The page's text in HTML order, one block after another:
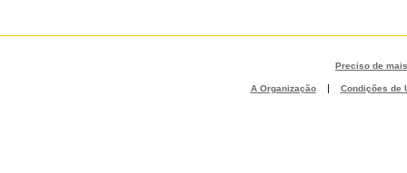
Preciso de
A Organização | Condições de